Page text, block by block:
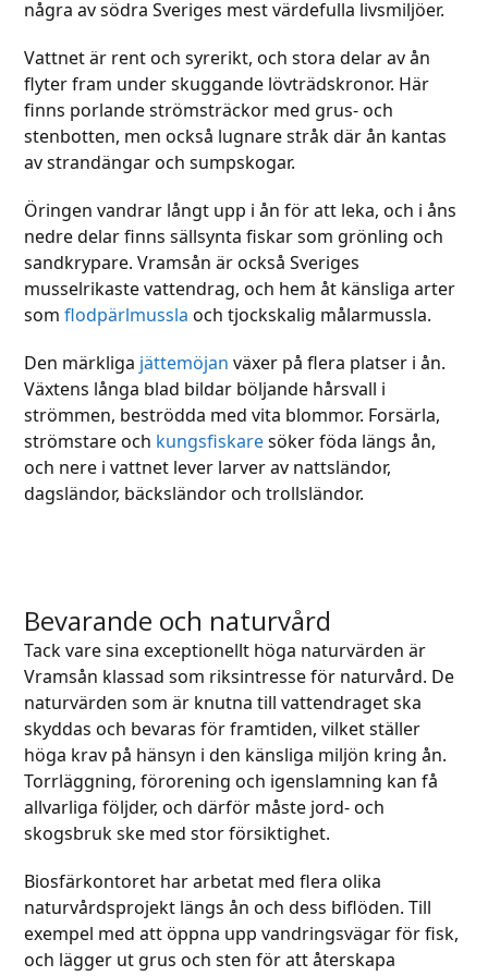
first
the
slide
några av södra Sveriges mest värdefulla livsmiljöer.
Vattnet är rent och syrerikt, och stora delar av ån
flyter fram under skuggande lövträdskronor. Här
finns porlande strömsträckor med grus- och
stenbotten, men också lugnare stråk där ån kantas
av strandängar och sumpskogar.
Öringen vandrar långt upp i ån för att leka, och i åns
nedre delar finns sällsynta fiskar som grönling och
sandkrypare. Vramsån är också Sveriges
musselrikaste vattendrag, och hem åt känsliga arter
somflodpärlmussla och tjockskalig målarmussla.
Den märkliga jättemöjan växer på flera platser i ån.
Växtens långa blad bildar böljande hårsvall i
strömmen, beströdda med vita blommor. Forsärla,
strömstare och kungsfiskaresöker föda längs ån,
och nere i vattnet lever larver av nattsländor,
dagsländor, bäcksländor och trollsländor.
Bevarande och naturvård
Tack vare sina exceptionellt höga naturvärden är
Vramsån klassad som riksintresse för naturvård. De
naturvärden som är knutna till vattendraget ska
skyddas och bevaras för framtiden, vilket ställer
höga krav på hänsyn i den känsliga miljön kring ån.
Torrläggning, förorening och igenslamning kan få
allvarliga följder, och därför måste jord- och
skogsbruk ske med stor försiktighet.
Biosfärkontoret har arbetat med flera olika
naturvårdsprojekt längs ån och dess biflöden. Till
exempel med att öppna upp vandringsvägar för fisk,
och lägger ut grus och sten för att återskapa